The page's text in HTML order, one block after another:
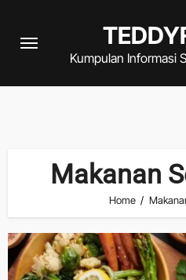
Kumpulan Informasi
Makanan
Home